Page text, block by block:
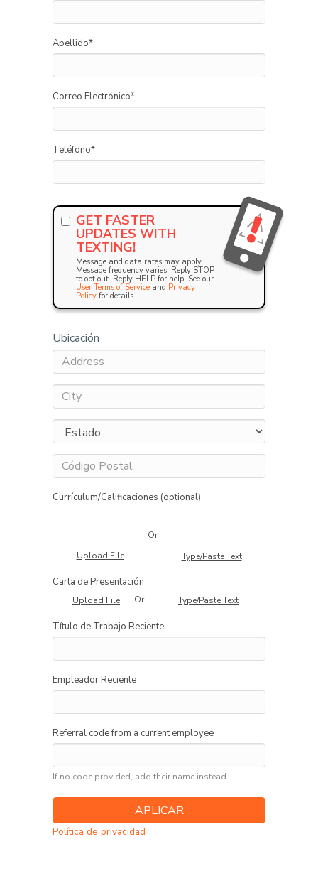
Apellido*
Correo Electrónico*
Teléfono*
GET FASTER
UPDATES WITH
TEXTING!
Message and data rates may apply.
Message frequency varies. Reply STOP
to opt out. Reply HELP for help. See our
User Terms of Service and Privacy
Policy for details.
Ubicación
Currículum/Calificaciones (optional)
Upload File
Or
Type/Paste Text
Carta de Presentación
Upload File Or Type/Paste Text
Título de Trabajo Reciente
Empleador Reciente
Referral code from a current employee
If no code provided, add their name instead.
Política de privacidad